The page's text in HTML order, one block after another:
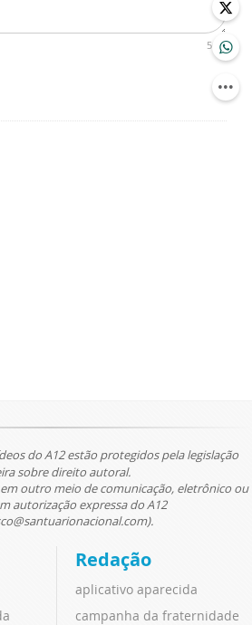
500
do A12 estão protegidos pela legislação
sobre direito autoral.
outro meio de comunicação, eletrônico ou
autorização expressa do A12
Redação
aplicativo aparecida
campanha da fraternidade